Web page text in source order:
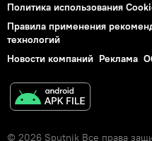
Политика использования
Правила применения
технологий
Новости компаний Реклама
© 2026 Sputnik Все права